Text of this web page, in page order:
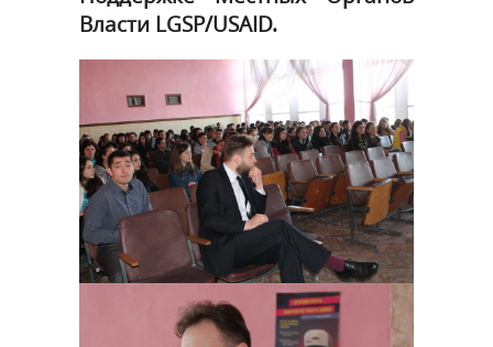
Власти LGSP/USAID.